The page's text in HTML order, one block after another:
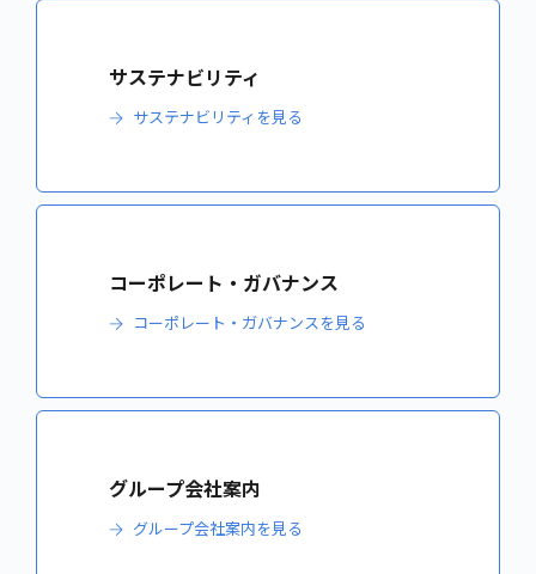
サステナビリティ
サステナビリティを見る
コーポレート・ガバナンス
コーポレート・ガバナンスを見る
グループ会社案内
グループ会社案内を見る